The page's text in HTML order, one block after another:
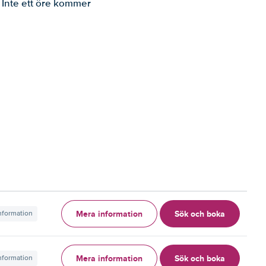
ett öre kommer
Mera information Sök och boka
Mera information Sök och boka